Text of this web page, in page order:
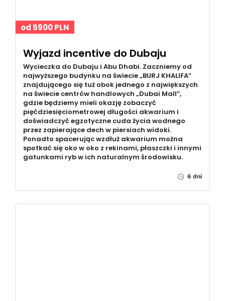
od 5900 PLN
Wyjazd incentive do Dubaju
Wycieczka do Dubaju i Abu Dhabi. Zaczniemy od
najwyższego budynku na świecie „BURJ KHALIFA”
znajdującego się tuż obok jednego z największych
na świecie centrów handlowych „Dubai Mall”,
gdzie będziemy mieli okazję zobaczyć
pięćdziesięciometrowej długości akwarium i
doświadczyć egzotyczne cuda życia wodnego
przez zapierające dech w piersiach widoki.
Ponadto spacerując wzdłuż akwarium można
spotkać się oko w oko z rekinami, płaszczki i innymi
gatunkami ryb w ich naturalnym środowisku.
6 dni